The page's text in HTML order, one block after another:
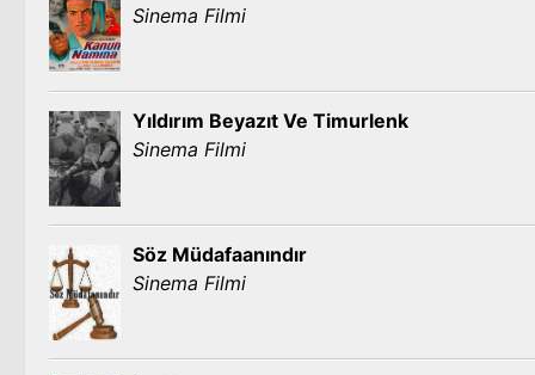
Sinema Filmi
Yıldırım Beyazıt Ve Timurlenk
Sinema Filmi
Söz Müdafaanındır
Sinema Filmi